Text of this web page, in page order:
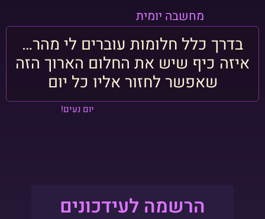
מחשבה יומית
בדרך כלל חלומות עוברים לי מהר…
איזה כיף שיש את החלום הארוך הזה
שאפשר לחזור אליו כל יום
יום נעים!
הרשמה לעידכונים